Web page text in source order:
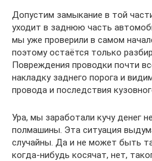
Допустим замыкание в той
уходит в заднюю часть
мы уже проверили в самом
поэтому остаётся только
Повреждения проводки почти
накладку заднего порога и
провода и последствия
Ура, мы заработали кучу денег
полмашины. Эта ситуация
случайны. Да и не может быть
когда-нибудь косячат, нет,